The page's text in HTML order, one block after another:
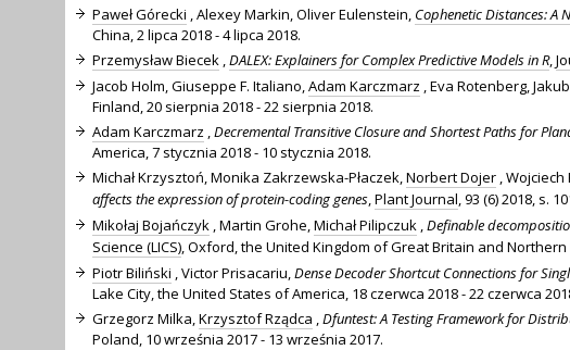
Paweł Górecki , Alexey Markin, Oliver Eulenstein, Cophenetic Distances: A
China, 2 lipca 2018 - 4 lipca 2018.
Przemysław Biecek DALEX: Explainers for Complex Predictive Models in R,
Jacob Holm, Giuseppe F. Italiano, Adam Karczmarz , Eva Rotenberg,
Finland, 20 sierpnia 2018 - 22 sierpnia 2018.
Adam Karczmarz Decremental Transitive Closure and Shortest Paths for
America, 7 stycznia 2018 - 10 stycznia 2018.
Michał Krzysztoń, Monika Zakrzewska-Płaczek, Norbert Dojer ,
affects the expression of protein-coding genes Plant Journal , 93 (6) 2018, s.
Mikołaj Bojańczyk , Martin Grohe, Michał Pilipczuk Definable
Science (LICS) , Oxford, the United Kingdom of Great Britain and Northern
Piotr Biliński , Victor Prisacariu, Dense Decoder Shortcut Connections for
Lake City, the United States of America, 18 czerwca 2018 - 22 czerwca
Grzegorz Milka, Krzysztof Rządca Dfuntest: A Testing Framework for
Poland, 10 września 2017 - 13 września 2017.